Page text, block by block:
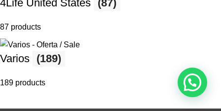
4Life United States (87)
87 products
Varios (189)
189 products